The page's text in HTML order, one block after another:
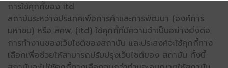
การใช้คุกกี้ของ itd
สถาบันระหว่างประเทศเพื่อการค้าและการพัฒนา (องค์การ
มหาชน) หรือ สคพ. (itd) ใช้คุกกี้ที่มีความจำเป็นอย่างยิ่งต่อ
การทำงานของเว็บไซต์ของสถาบัน และประสงค์จะใช้คุกกี้ทาง
เลือกเพื่อช่วยให้สามารถปรับปรุงเว็บไซต์ของ สถาบัน ทั้งนี้